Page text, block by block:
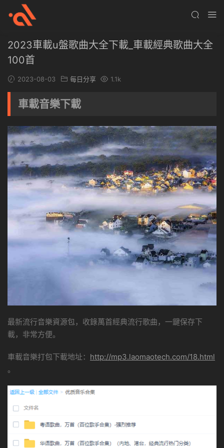
2023車載u盤歌曲大全下載_車載經典歌曲大全
100首
2023-08-03 每日分享 1.1k
車載音樂下載
最新流行音樂資源包，收錄萬首經典流行歌曲，一鍵保存下
載，非常方便。
車載音樂打包下載地址： http://mp3.laomaotech.com/18.html
。